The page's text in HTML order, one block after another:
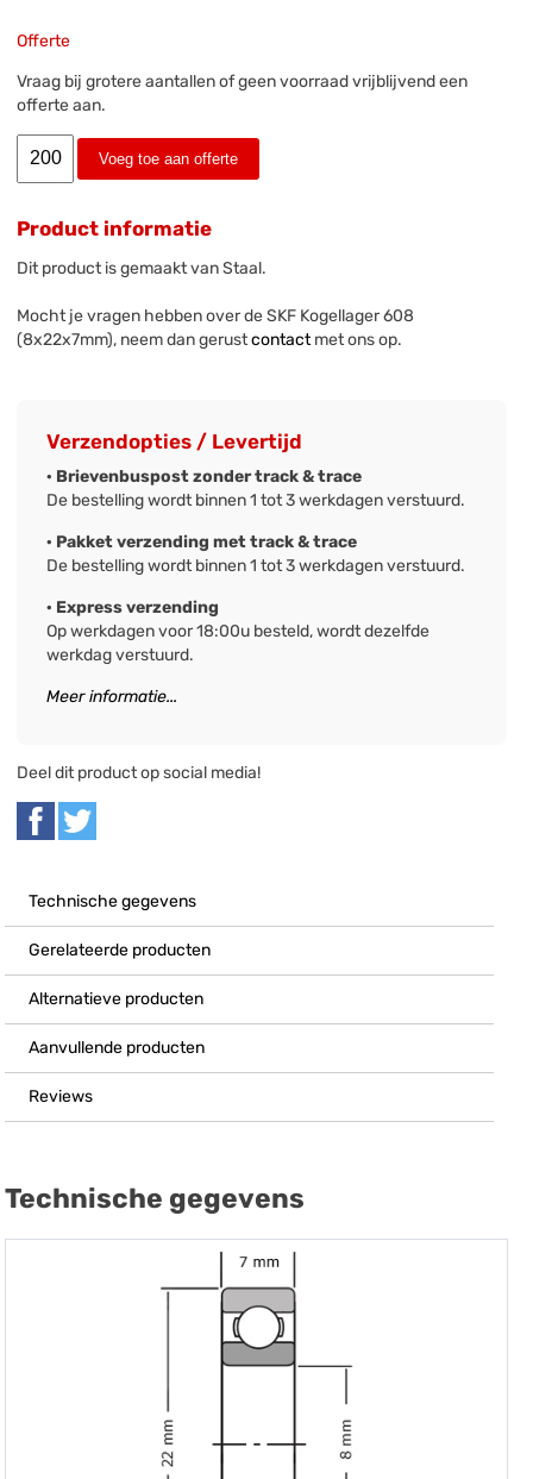
Offerte
Vraag bij grotere aantallen of geen voorraad vrijblijvend een
offerte aan.
Voeg toe aan offerte
Product informatie
Dit product is gemaakt van Staal.
Mocht je vragen hebben over de SKF Kogellager 608
(8x22x7mm), neem dan gerustcontactmet ons op.
Verzendopties / Levertijd
· Brievenbuspost zonder track & trace
De bestelling wordt binnen 1 tot 3 werkdagen verstuurd.
· Pakket verzending met track & trace
De bestelling wordt binnen 1 tot 3 werkdagen verstuurd.
· Express verzending
Op werkdagen voor 18:00u besteld, wordt dezelfde
werkdag verstuurd.
Meer informatie...
Deel dit product op social media!
Technische gegevens
Gerelateerde producten
Alternatieve producten
Aanvullende producten
Reviews
Technische gegevens